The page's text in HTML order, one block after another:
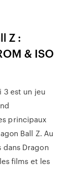
Z :
& ISO
3 est un jeu
principaux
Ball Z. Au
Dragon
films et les